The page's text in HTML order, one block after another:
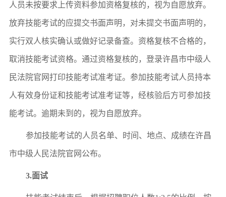
人 员未按要求 上传资料参加资格复核的，视为自愿放弃。
放弃技能考试的应提交书面声明，对未提交书面声明的，
实行双人核实确认或做好记录备查。资格复核不合格的，
取消技能考试资格。通过资格复核的 ，登录许昌市中级人
民法院官网打印技能考试准考证。 参加技能考试人员持本
人有效身份证和技能考试准考证等，经核验后方可参加技
能考试。逾期未到的，视为自愿放弃。
参加技能考试的人员名单、时间、地点、成绩在许昌
市中级人民法院官网 公布。
3.面试